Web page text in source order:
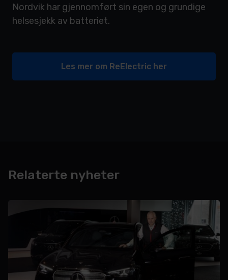
Nordvik har gjennomført sin egen og grundige
helsesjekk av batteriet.
Les mer om ReElectric her
Relaterte nyheter